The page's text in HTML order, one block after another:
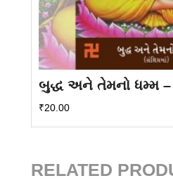
બુદ્ધ અને તેમનો ધમ્મ –
₹20.00
RELATED